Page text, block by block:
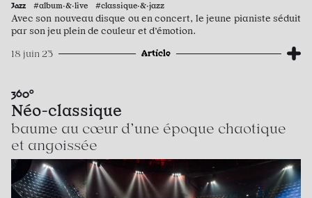
Jazz #album·&·live #classique·&·jazz
Avec son nouveau disque ou en concert, le jeune pianiste séduit
par son jeu plein de couleur et d’émotion.
18 juin 23 Article
360°
Néo-classique
baume au cœur d’une époque chaotique
et angoissée